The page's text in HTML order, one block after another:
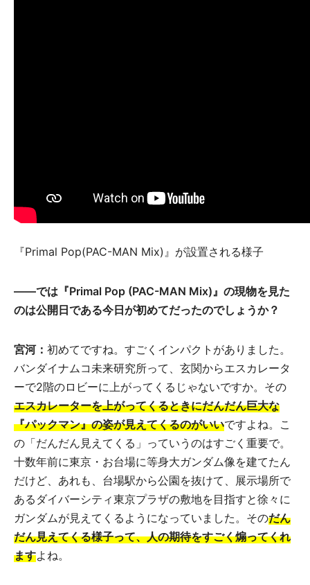
『Primal Pop(PAC-MAN Mix)』が設置される様子
——では『Primal Pop (PAC-MAN Mix)』の現物を見た
のは公開日である今日が初めてだったのでしょうか？
宮河： 初めてですね。すごくインパクトがありました。
バンダイナムコ未来研究所って、玄関からエスカレータ
ーで2階のロビーに上がってくるじゃないですか。その
エスカレーターを上がってくるときにだんだん巨大な
『パックマン』の姿が見えてくるのがいいですよね。こ
の「だんだん見えてくる」っていうのはすごく重要で。
十数年前に東京・お台場に等身大ガンダム像を建てたん
だけど、あれも、台場駅から公園を抜けて、展示場所で
あるダイバーシティ東京プラザの敷地を目指すと徐々に
ガンダムが見えてくるようになっていました。そのだん
だん見えてくる様子って、人の期待をすごく煽ってくれ
ますよね。